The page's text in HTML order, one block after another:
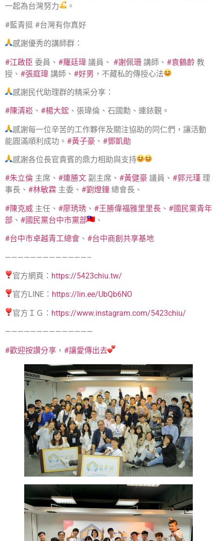
一起為台灣努力
。
#藍青挺 #台灣有你真好
感謝優秀的講師群：
#江啟臣 委員、 #羅廷瑋 議員、 #謝佩珊 講師、 #袁鶴齡 教
授、 #張庭瑋 講師、 #好男 ，不藏私的傳授心法
感謝民代助理群的精采分享：
#陳清崧 、 #楊大鋐 、張瑋倫、⽯國勳、連銥覲。
感謝每一位辛苦的工作夥伴及關注協助的同仁們，讓活動
能圓滿順利成功。 #黃子豪 、 #鄧凱勛
感謝各位長官貴賓的鼎力相助與支持
#朱立倫 主席、 #連勝文 副主席、 #黃健豪 議員、 #郭元瑾 理
事長、 #林敏霖 主委、 #劉燈鐘 總會長、
#陳克威 主任、 #廖琇琇 、 #王勝偉福雅里里長 、 #國民黨青年
部 、 #國民黨台中市黨部 、
#台中市卓越青工總會 、 #台中商創共享基地
—————————————–
官方網頁： https://5423chiu.tw/
官方LINE： https://lin.ee/UbQb6NO
官方ＩＧ： https://www.instagram.com/5423chiu/
——————————————
#歡迎按讚分享 ， #讓愛傳出去